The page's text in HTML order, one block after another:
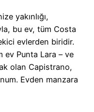
yakınlığı,
bu ev, tüm Costa
evlerden biridir.
ev Punta Lara – ve
olan Capistrano,
Evden manzara